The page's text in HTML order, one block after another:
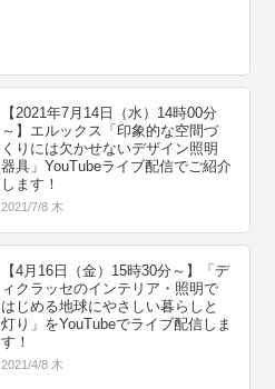
【2021年7月14日（水）14時00分
～】エルックス「印象的な空間づ
くりには欠かせないデザイン照明
器具」YouTubeライブ配信でご紹介
します！
2021/7/8 木
【4月16日（金）15時30分～】「デ
ィクラッセのインテリア・照明で
はじめる地球にやさしい暮らしと
灯り」をYouTubeでライブ配信しま
す！
2021/4/8 木